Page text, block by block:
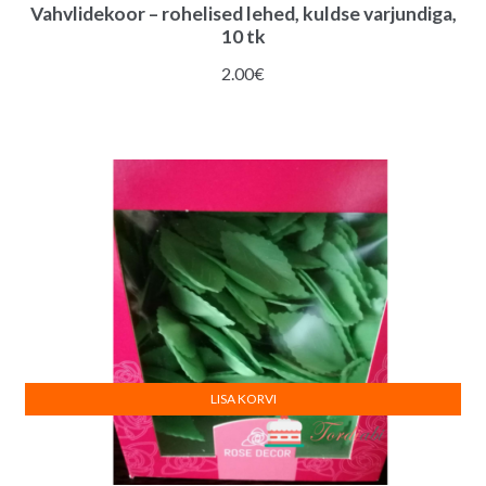
Vahvlidekoor – rohelised lehed, kuldse varjundiga,
10 tk
2.00€
LISA KORVI